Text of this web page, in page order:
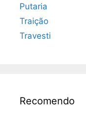
Putaria
Traição
Travesti
Recomendo